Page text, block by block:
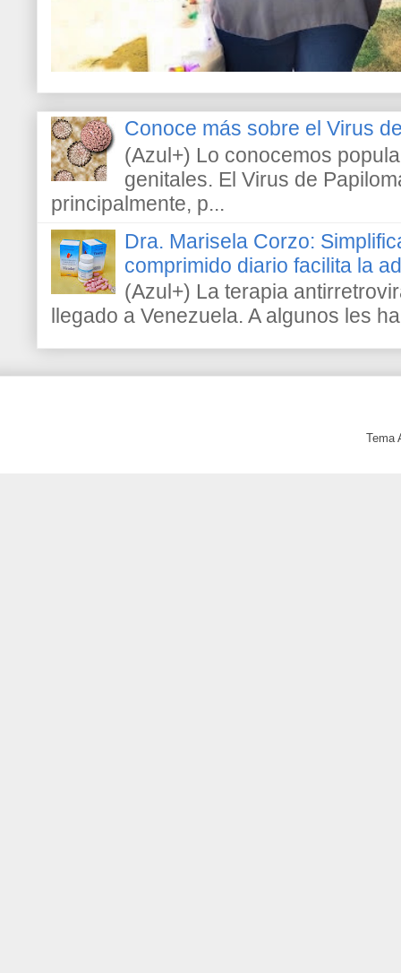
Conoce más sobre el Virus
(Azul+) Lo conocemos
genitales. El Virus de
principalmente, p...
Dra. Marisela Corzo:
comprimido diario facilita la
(Azul+) La terapia
llegado a Venezuela. A algunos les
Tema